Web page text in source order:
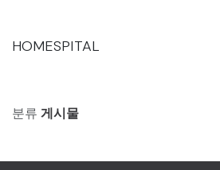
HOMESPITAL
분류 게시물